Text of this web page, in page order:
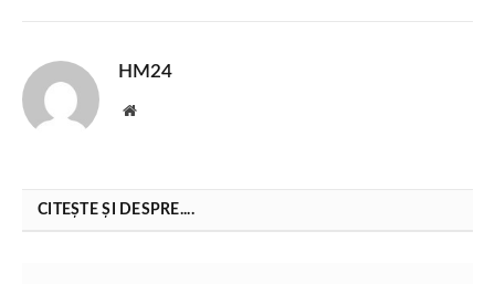
HM24
Website
CITEȘTE ȘI DESPRE....